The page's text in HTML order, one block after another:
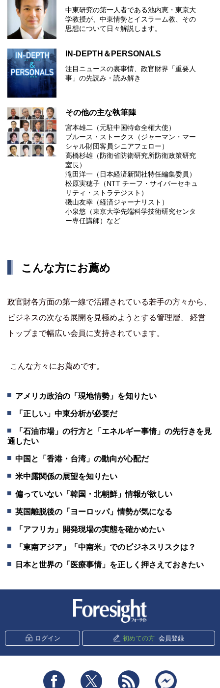
中東研究の第⼀⼈者である池内恵・東京⼤
学教授が、中東情勢とイスラーム教、その
思想について⽇々解説します。
IN-DEPTH＆PERSONALS
注目ニュースの裏事情、政官財界「重要人
事」の先読み・読み解き
その他の主な執筆陣
宮本雄二（元駐中国特命全権大使）
ブルース・ストークス（ジャーマン・マー
シャル財団客員シニアフェロー）
高橋杉雄（防衛省防衛研究所防衛政策研究
室長）
滝田洋一（日本経済新聞社特任編集委員）
松原実穂子（NTT チーフ・サイバーセキュ
リティ・ストラテジスト）
磯山友幸（経済ジャーナリスト）
小泉悠（東京大学先端科学技術研究センタ
ー専任講師）など
こんな方にお薦め
政官財各方面の第一線で活躍されている若手の方々から、
ビジネスの次なる展開を見極めようとする管理層、 経営
トップまで幅広い会員に支持されています。
こんな方々にお薦めです。
アメリカ政治の「現地情勢」を知りたい
「正しい」中東分析が必要だ
「石油市場」の行方と「エネルギー事情」の先行きを見
通したい
中国と「香港・台湾」の動向が心配だ
米中露関係の展望を知りたい
偏っていない「韓国・北朝鮮」情報が欲しい
英国離脱後の「ヨーロッパ」情勢が気になる
「アフリカ」開発現場の実態を確かめたい
「東南アジア」「中南米」でのビジネスリスクは？
日本と世界の「医療事情」を正しく押さえておきたい
ログイン 初めての方 会員登録
Facebook Twitter RSS